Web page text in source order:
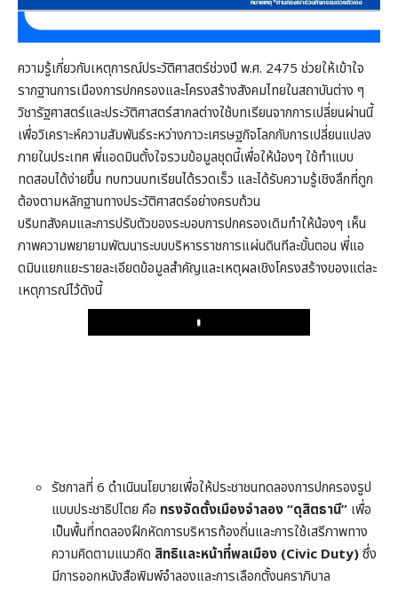
ความรู้เกี่ยวกับเหตุการณ์ประวัติศาสตร์ช่วงปี พ.ศ. 2475 ช่วยให้เข้าใจ
รากฐานการเมืองการปกครองและโครงสร้างสังคมไทยในสถาบันต่าง ๆ
วิชารัฐศาสตร์และประวัติศาสตร์สากลต่างใช้บทเรียนจากการเปลี่ยนผ่านนี้
เพื่อวิเคราะห์ความสัมพันธ์ระหว่างภาวะเศรษฐกิจโลกกับการเปลี่ยนแปลง
ภายในประเทศ พี่แอดมินตั้งใจรวมข้อมูลชุดนี้เพื่อให้น้องๆ ใช้ทำแบบ
ทดสอบได้ง่ายขึ้น ทบทวนบทเรียนได้รวดเร็ว และได้รับความรู้เชิงลึกที่ถูก
ต้องตามหลักฐานทางประวัติศาสตร์อย่างครบถ้วน
บริบทสังคมและการปรับตัวของระบอบการปกครองเดิมทำให้น้องๆ เห็น
ภาพความพยายามพัฒนาระบบบริหารราชการแผ่นดินทีละขั้นตอน พี่แอ
ดมินแยกแยะรายละเอียดข้อมูลสำคัญและเหตุผลเชิงโครงสร้างของแต่ละ
เหตุการณ์ไว้ดังนี้
Play
รัชกาลที่ 6 ดำเนินนโยบายเพื่อให้ประชาชนทดลองการปกครองรูป
แบบประชาธิปไตย คือ ทรงจัดตั้งเมืองจำลอง “ดุสิตธานี”เพื่อ
เป็นพื้นที่ทดลองฝึกหัดการบริหารท้องถิ่นและการใช้เสรีภาพทาง
ความคิดตามแนวคิด สิทธิและหน้าที่พลเมือง (Civic Duty)ซึ่ง
มีการออกหนังสือพิมพ์จำลองและการเลือกตั้งนคราภิบาล